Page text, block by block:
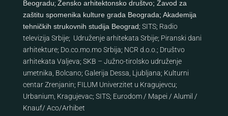
Beogradu; Žensko arhitektonsko društvo; Zavod za
zaštitu spomenika kulture grada Beograda; Akademija
tehničkih strukovnih studija Beograd; SITS; Radio
televizija Srbije; Udruženje arhitekata Srbije; Piranski dani
arhitekture; Do.co.mo.mo Srbija; NCR d.o.o. ; Društvo
arhitekata Valjeva; SKB – Južno-tirolsko udruženje
umetnika, Bolcano; Galerija Dessa, Ljubljana; Kulturni
centar Zrenjanin; FILUM Univerzitet u Kragujevcu;
Urbanium, Kragujevac; SITS; Eurodom/ Mapei / Alumil /
Knauf/ Aco/Arhibet